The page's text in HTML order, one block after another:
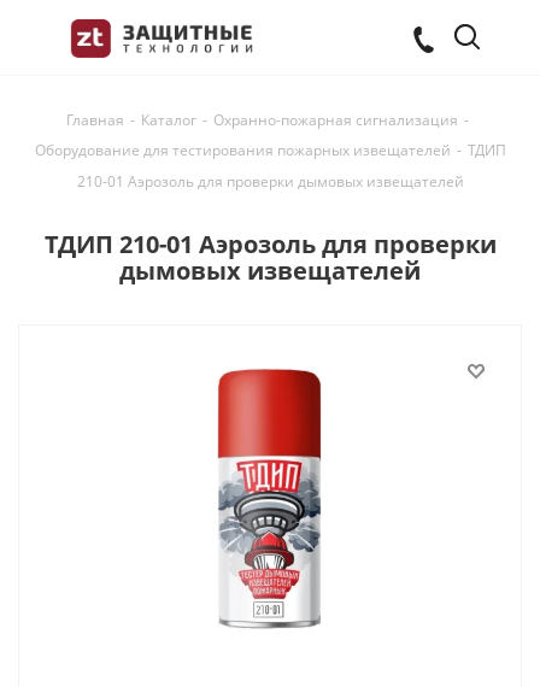
Главная - Каталог - Охранно-пожарная сигнализация -
Оборудование для тестирования пожарных извещателей - ТДИП
210-01 Аэрозоль для проверки дымовых извещателей
ТДИП 210-01 Аэрозоль для проверки
дымовых извещателей